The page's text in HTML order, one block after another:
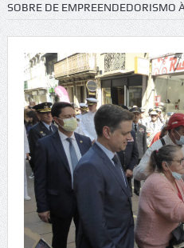
SOBRE DE EMPREENDEDORISMO